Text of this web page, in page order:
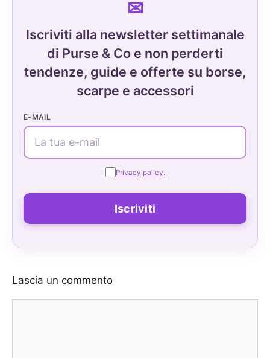
Iscriviti alla newsletter settimanale
di Purse & Co e non perderti
tendenze, guide e offerte su borse,
scarpe e accessori
E-MAIL
Privacy policy.
Lascia un commento